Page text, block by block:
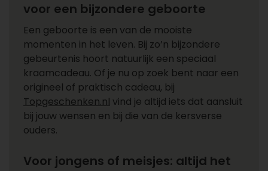
voor een bijzondere geboorte
Een geboorte is een van de mooiste
momenten in het leven. Bij zo’n bijzondere
gebeurtenis hoort natuurlijk een speciaal
kraamcadeau. Of je nu op zoek bent naar een
origineel of praktisch cadeau, bij
Topgeschenken.nl vind je altijd iets dat aansluit
bij jouw wensen en bij die van de kersverse
ouders.
Voor jongens of meisjes: altijd het